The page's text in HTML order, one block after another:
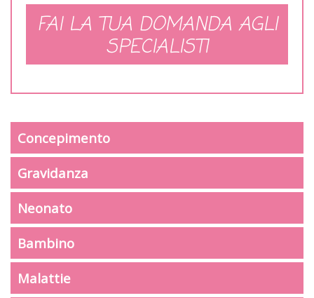
FAI LA TUA DOMANDA AGLI
SPECIALISTI
Concepimento
Gravidanza
Neonato
Bambino
Malattie